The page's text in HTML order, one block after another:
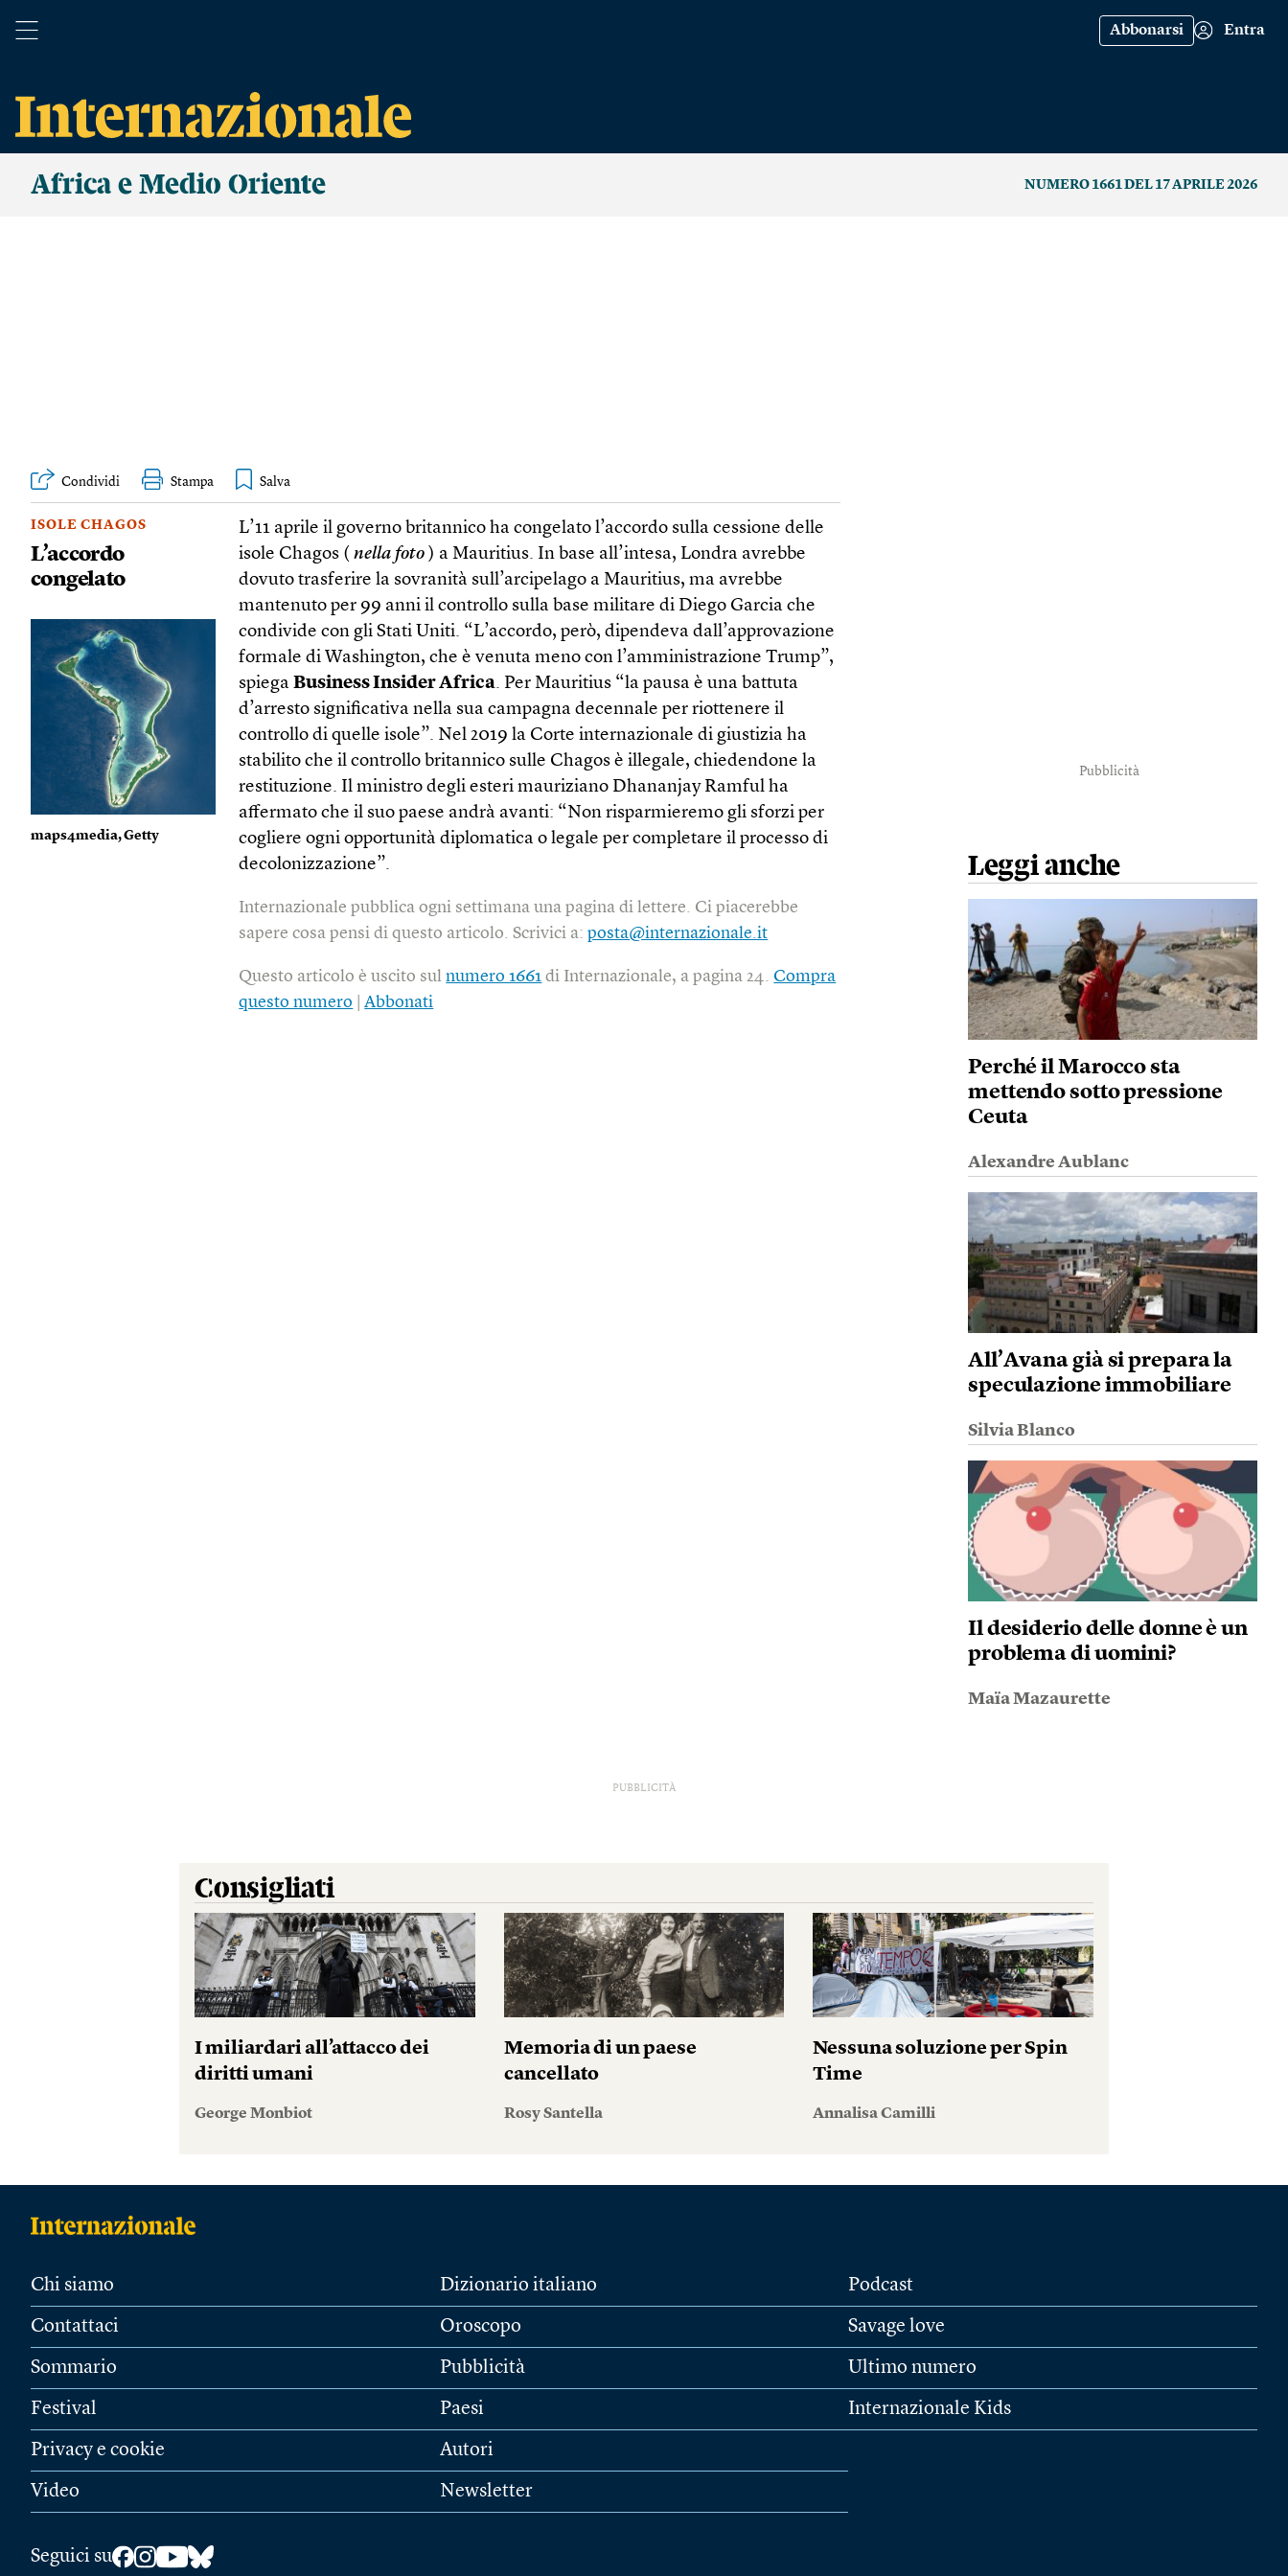
Abbonarsi Entra
Africa e Medio Oriente NUMERO 1661 DEL 17 APRILE 2026
Condividi Stampa
ISOLE CHAGOS
L’accordo
congelato
maps4media, Getty
L’11 aprile il governo britannico ha congelato l’accordo sulla cessione delle
isole Chagos (nella foto ) a Mauritius. In base all’intesa, Londra avrebbe
dovuto trasferire la sovranità sull’arcipelago a Mauritius, ma avrebbe
mantenuto per 99 anni il controllo sulla base militare di Diego Garcia che
condivide con gli Stati Uniti. “L’accordo, però, dipendeva dall’approvazione
formale di Washington, che è venuta meno con l’amministrazione Trump”,
spiegaBusiness Insider Africa. Per Mauritius “la pausa è una battuta
d’arresto significativa nella sua campagna decennale per riottenere il
controllo di quelle isole”. Nel 2019 la Corte internazionale di giustizia ha
stabilito che il controllo britannico sulle Chagos è illegale, chiedendone la
restituzione. Il ministro degli esteri mauriziano Dhananjay Ramful ha
affermato che il suo paese andrà avanti: “Non risparmieremo gli sforzi per
cogliere ogni opportunità diplomatica o legale per completare il processo di
decolonizzazione”.
Internazionale pubblica ogni settimana una pagina di lettere. Ci piacerebbe
sapere cosa pensi di questo articolo. Scrivici a:posta@internazionale.it
Questo articolo è uscito sulnumero 1661 di Internazionale, a pagina 24.Compra
questo numero |Abbonati
Pubblicità
Leggi anche
Perché il Marocco sta
mettendo sotto pressione
Ceuta
Alexandre Aublanc
All’Avana già si prepara la
speculazione immobiliare
Silvia Blanco
Il desiderio delle donne è un
problema di uomini?
Maïa Mazaurette
PUBBLICITÀ
Consigliati
I miliardari all’attacco dei
diritti umani
George Monbiot
Memoria di un paese
cancellato
Rosy Santella
Nessuna soluzione per Spin
Time
Annalisa Camilli
Chi siamo
Contattaci
Sommario
Festival
Privacy e cookie
Video
Dizionario italiano
Oroscopo
Pubblicità
Paesi
Autori
Newsletter
Podcast
Savage love
Ultimo numero
Internazionale Kids
Seguici su